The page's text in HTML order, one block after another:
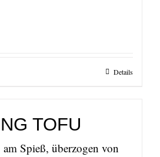
Details
TOFU
Spieß, überzogen von